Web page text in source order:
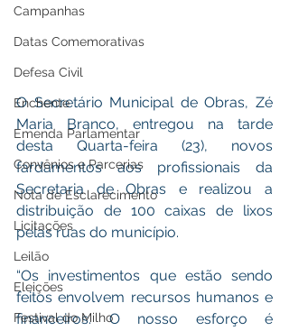
Campanhas
Datas Comemorativas
Defesa Civil
Enchente
Emenda Parlamentar
Convênios e Parcerias
Nota de Esclarecimento
Licitações
Leilão
Eleições
Festival do Milho
O Secretário Municipal de Obras, Zé
Maria Branco, entregou na tarde
desta Quarta-feira (23), novos
fardamentos aos profissionais da
Secretaria de Obras e realizou a
distribuição de 100 caixas de lixos
pelas ruas do município.
“Os investimentos que estão sendo
feitos envolvem recursos humanos e
financeiros. O nosso esforço é